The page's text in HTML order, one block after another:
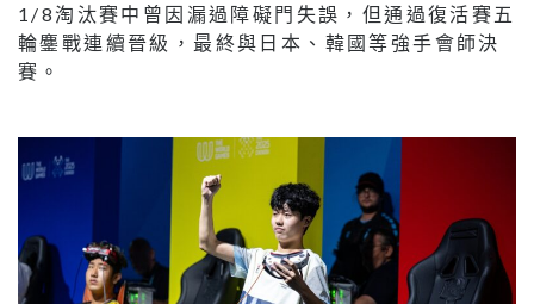
1/8淘汰賽中曾因漏過障礙門失誤，但通過復活賽五
輪鏖戰連續晉級，最終與日本、韓國等強手會師決
賽。